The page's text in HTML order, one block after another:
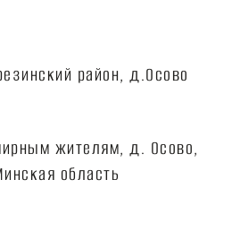
жителям, д. Осово,